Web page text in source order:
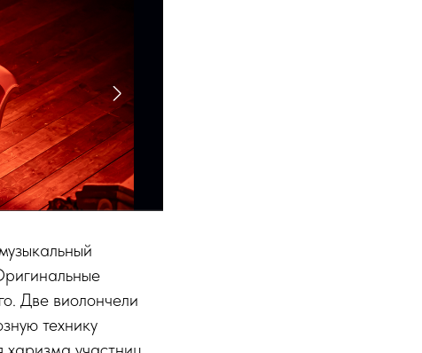
Две виолончели
технику